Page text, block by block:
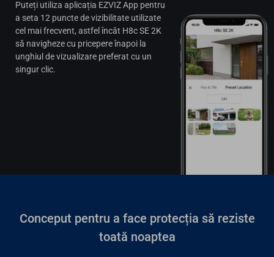
Puteți utiliza aplicația EZVIZ App pentru
a seta 12 puncte de vizibilitate utilizate
cel mai frecvent, astfel încât H8c SE 2K
să navigheze cu pricepere înapoi la
unghiul de vizualizare preferat cu un
singur clic.
Conceput pentru a face protecția să reziste
toată noaptea